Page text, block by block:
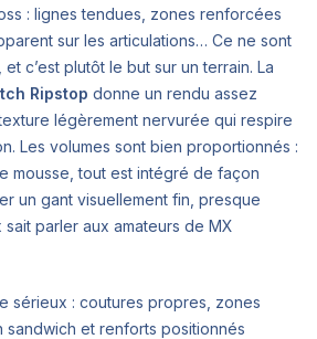
: lignes tendues, zones renforcées
sur les articulations… Ce ne sont
c’est plutôt le but sur un terrain. La
Ripstop donne un rendu assez
légèrement nervurée qui respire
Les volumes sont bien proportionnés :
mousse, tout est intégré de façon
un gant visuellement fin, presque
parler aux amateurs de MX
sérieux : coutures propres, zones
sandwich et renforts positionnés